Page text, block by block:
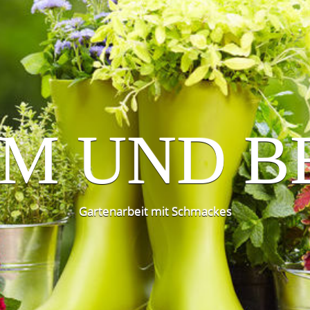
UND
Gartenarbeit mit Schmackes